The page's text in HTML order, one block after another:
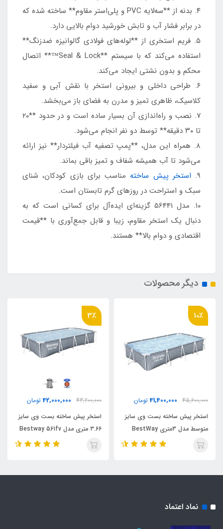
۴. بدنه از **سه‌لایه PVC و پلی‌استر مقاوم** ساخته شده که
در برابر فشار آب و تابش خورشید دوام بالایی دارد.
۵. فریم استخری از **لوله‌های فولادی گالوانیزه ضدزنگ**
استفاده می‌کند که با سیستم **Seal & Lock™** اتصال
محکم و بدون نشتی ایجاد می‌کند.
۶. طراحی داخلی و بیرونی استخر با نقش آبی و سفید
کلاسیک، ظاهری تمیز و مدرن به فضای باز می‌بخشد.
۷. نصب و راه‌اندازی آن بسیار ساده است و در حدود **۲۰
تا ۳۰ دقیقه** توسط دو نفر انجام می‌شود.
۸. همراه این مدل، **پمپ تصفیه آب فیلتردار** نیز ارائه
می‌شود تا آب همیشه شفاف و تمیز باقی بماند.
۹. استخر پیش ساختهمناسب برای بازی کودکان، شنای
سبک و استراحت در روزهای گرم تابستان است.
۱۰. مدل 56441 گزینه‌ای ایده‌آل برای کسانی است که به
دنبال یک استخر مقاوم، زیبا و قابل جمع‌آوری با **قیمت
اقتصادی و دوام بالا** هستند.
دیگر محصولات
10٪
45,600,000
41,400,000 تومان
استخر پیش ساخته بست وی سایز
متوسط مدل 3متری BestWay
561FT
3٪
43,200,000
42,000,000 تومان
استخر پیش ساخته بست وی سایز
۳.۶۶ متری مدل Bestway 561fv
نماد اعتماد